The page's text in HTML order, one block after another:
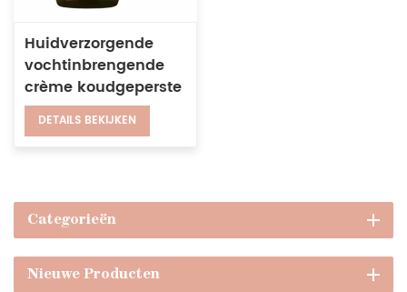
Huidverzorgende
vochtinbrengende
crème koudgeperste
100% puur
natuurlijke
gezichtslichaamshaar
DETAILS BEKIJKEN
Categorieën
Nieuwe Producten